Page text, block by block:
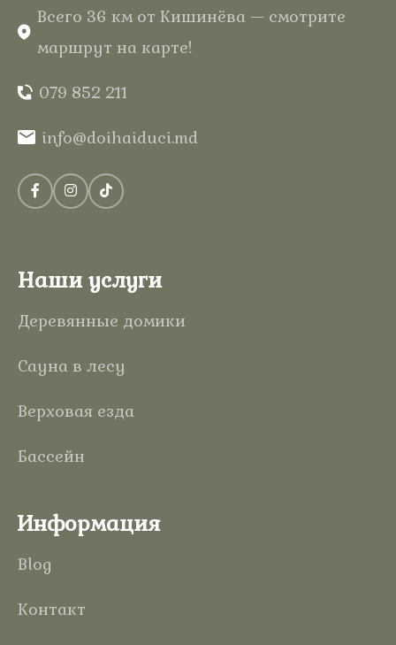
Всего 36 км от Кишинёва — смотрите
маршрут на карте!
079 852 211
info@doihaiduci.md
Наши услуги
Деревянные домики
Сауна в лесу
Верховая езда
Бассейн
Информация
Blog
Контакт